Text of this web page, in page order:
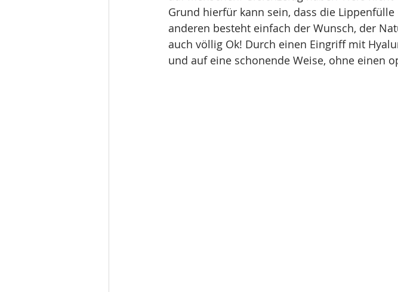
Grund hierfür kann sein, dass die
anderen besteht einfach der Wunsch, der
auch völlig Ok! Durch einen Eingriff mit
und auf eine schonende Weise, ohne einen